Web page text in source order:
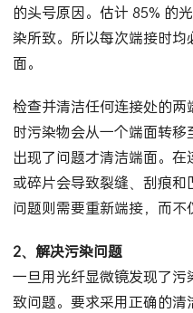
的头号原因。估计 85% 的
染所致。所以每次端接时
面。
检查并清洁任何连接处的
时污染物会从一个端面转
出现了问题才清洁端面。
或碎片会导致裂缝、刮痕
问题则需要重新端接，而不
2、解决污染问题
一旦用光纤显微镜发现了
致问题。要求采用正确的